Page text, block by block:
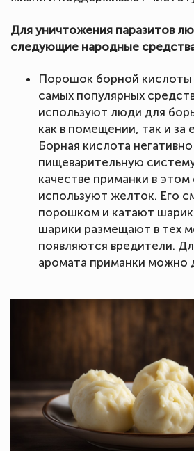
Для уничтожения паразитов
следующие народные
Порошок борной кислоты
самых популярных
используют люди для
как в помещении, так и за
Борная кислота
пищеварительную
качестве приманки в этом
используют желток. Его
порошком и катают
шарики размещают в тех
появляются вредители.
аромата приманки можно